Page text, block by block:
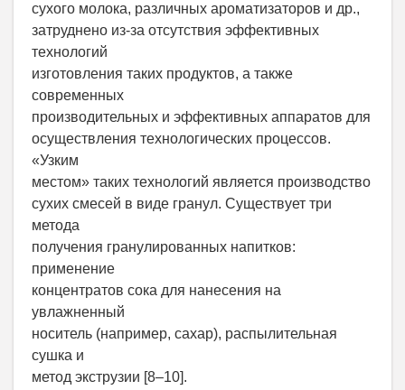
сухого молока, различных ароматизаторов и др.,
затруднено из-за отсутствия эффективных
технологий
изготовления таких продуктов, а также
современных
производительных и эффективных аппаратов для
осуществления технологических процессов.
«Узким
местом» таких технологий является производство
сухих смесей в виде гранул. Существует три
метода
получения гранулированных напитков:
применение
концентратов сока для нанесения на
увлажненный
носитель (например, сахар), распылительная
сушка и
метод экструзии [8–10].